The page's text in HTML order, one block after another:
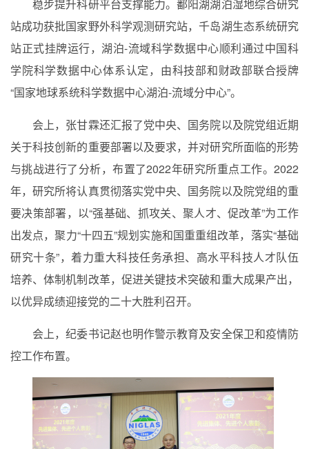
稳步提升科研平台支撑能力。鄱阳湖湖泊湿地综合研究
站成功获批国家野外科学观测研究站，千岛湖生态系统研究
站正式挂牌运行，湖泊-流域科学数据中心顺利通过中国科
学院科学数据中心体系认定，由科技部和财政部联合授牌
“国家地球系统科学数据中心湖泊-流域分中心”。
会上，张甘霖还汇报了党中央、国务院以及院党组近期
关于科技创新的重要部署以及要求，并对研究所面临的形势
与挑战进行了分析，布置了2022年研究所重点工作。2022
年，研究所将认真贯彻落实党中央、国务院以及院党组的重
要决策部署，以“强基础、抓攻关、聚人才、促改革”为工作
出发点，聚力“十四五”规划实施和国重重组改革，落实“基础
研究十条”，着力重大科技任务承担、高水平科技人才队伍
培养、体制机制改革，促进关键技术突破和重大成果产出，
以优异成绩迎接党的二十大胜利召开。
会上，纪委书记赵也明作警示教育及安全保卫和疫情防
控工作布置。